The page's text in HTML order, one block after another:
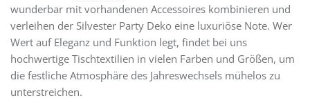
wunderbar mit vorhandenen Accessoires kombinieren und
verleihen der Silvester Party Deko eine luxuriöse Note. Wer
Wert auf Eleganz und Funktion legt, findet bei uns
hochwertige Tischtextilien in vielen Farben und Größen, um
die festliche Atmosphäre des Jahreswechsels mühelos zu
unterstreichen.